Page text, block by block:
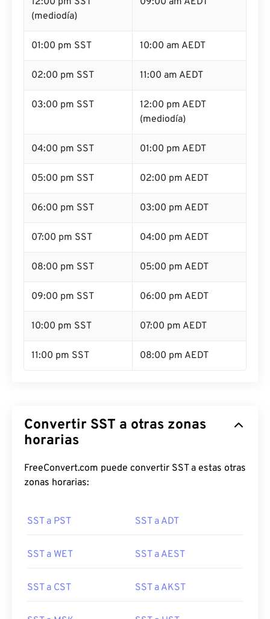
(mediodía)
01:00 pm SST 10:00 am AEDT
02:00 pm SST 11:00 am AEDT
03:00 pm SST
12:00 pm AEDT
(mediodía)
04:00 pm SST 01:00 pm AEDT
05:00 pm SST 02:00 pm AEDT
06:00 pm SST 03:00 pm AEDT
07:00 pm SST 04:00 pm AEDT
08:00 pm SST 05:00 pm AEDT
09:00 pm SST 06:00 pm AEDT
10:00 pm SST 07:00 pm AEDT
11:00 pm SST 08:00 pm AEDT
Convertir SST a otras zonas
horarias
FreeConvert.com puede convertir SST a estas otras
zonas horarias:
SST a PST SST a ADT
SST a WET SST a AEST
SST a CST SST a AKST